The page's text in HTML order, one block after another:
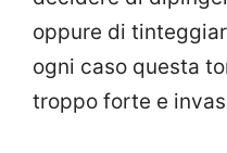
oppure di
ogni caso questa
troppo forte e